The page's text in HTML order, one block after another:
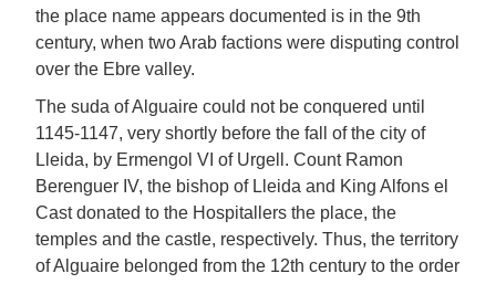
the place name appears documented is in the 9th
century, when two Arab factions were disputing control
over the Ebre valley.
The suda of Alguaire could not be conquered until
1145-1147, very shortly before the fall of the city of
Lleida, by Ermengol VI of Urgell. Count Ramon
Berenguer IV, the bishop of Lleida and King Alfons el
Cast donated to the Hospitallers the place, the
temples and the castle, respectively. Thus, the territory
of Alguaire belonged from the 12th century to the order